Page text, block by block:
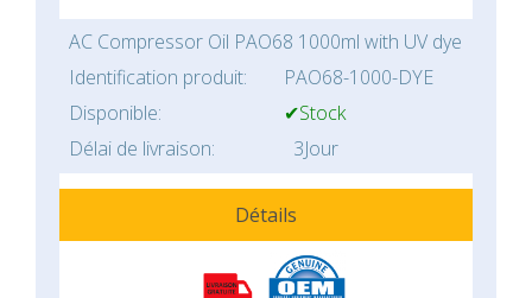
AC Compressor Oil PAO68 1000ml with UV dye
Identification produit:
PAO68-1000-DYE
Disponible:
✔Stock
Délai de livraison:
3Jour
Détails